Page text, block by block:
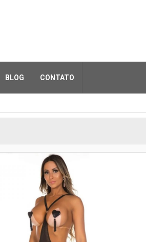
BLOG CONTATO